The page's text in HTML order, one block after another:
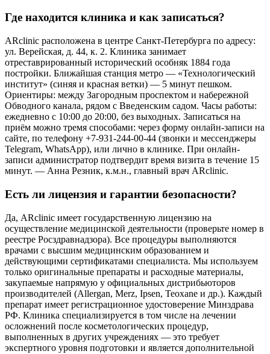
Где находится клиника и как записаться?
ARclinic расположена в центре Санкт-Петербурга по адресу:
ул. Верейская, д. 44, к. 2. Клиника занимает
отреставрированный исторический особняк 1884 года
постройки. Ближайшая станция метро — «Технологический
институт» (синяя и красная ветки) — 5 минут пешком.
Ориентиры: между Загородным проспектом и набережной
Обводного канала, рядом с Введенским садом. Часы работы:
ежедневно с 10:00 до 20:00, без выходных. Записаться на
приём можно тремя способами: через форму онлайн-записи на
сайте, по телефону +7-931-244-00-44 (звонки и мессенджеры
Telegram, WhatsApp), или лично в клинике. При онлайн-
записи администратор подтвердит время визита в течение 15
минут. — Анна Резник, к.м.н., главный врач ARclinic.
Есть ли лицензия и гарантии безопасности?
Да, ARclinic имеет государственную лицензию на
осуществление медицинской деятельности (проверьте номер в
реестре Росздравнадзора). Все процедуры выполняются
врачами с высшим медицинским образованием и
действующими сертификатами специалиста. Мы используем
только оригинальные препараты и расходные материалы,
закупаемые напрямую у официальных дистрибьюторов
производителей (Allergan, Merz, Ipsen, Teoxane и др.). Каждый
препарат имеет регистрационное удостоверение Минздрава
РФ. Клиника специализируется в том числе на лечении
осложнений после косметологических процедур,
выполненных в других учреждениях — это требует
экспертного уровня подготовки и является дополнительной